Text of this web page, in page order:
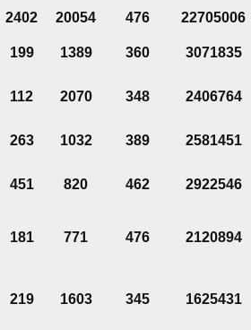
2402 20054 476
22705006
199 1389 360 3071835
112 2070 348 2406764
263 1032 389 2581451
451 820 462 2922546
181 771 476 2120894
219 1603 345 1625431